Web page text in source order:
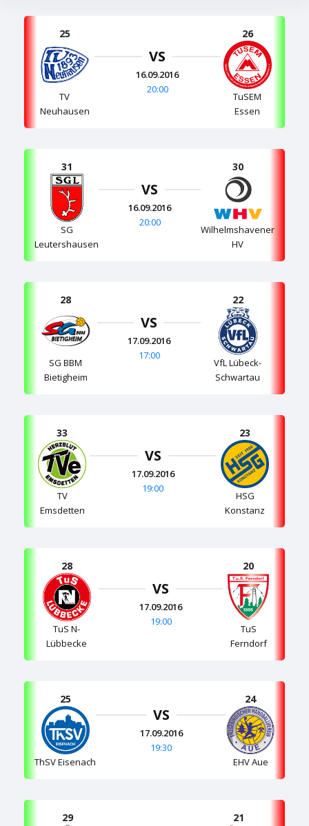
25
TV
Neuhausen
VS
16.09.2016
20:00
26
TuSEM
Essen
31
SG
Leutershausen
VS
16.09.2016
20:00
30
Wilhelmshavener
HV
28
SG BBM
Bietigheim
VS
17.09.2016
17:00
22
VfL Lübeck-
Schwartau
33
TV
Emsdetten
VS
17.09.2016
19:00
23
HSG
Konstanz
28
TuS N-
Lübbecke
VS
17.09.2016
19:00
20
TuS
Ferndorf
25
ThSV Eisenach
VS
17.09.2016
19:30
24
EHV Aue
29 21